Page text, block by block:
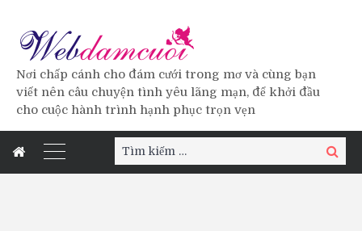
Nơi chấp cánh cho đám cưới trong mơ và cùng bạn
viết nên câu chuyện tình yêu lãng mạn, để khởi đầu
cho cuộc hành trình hạnh phục trọn vẹn
Tìm
kiếm:
Tìm
kiếm